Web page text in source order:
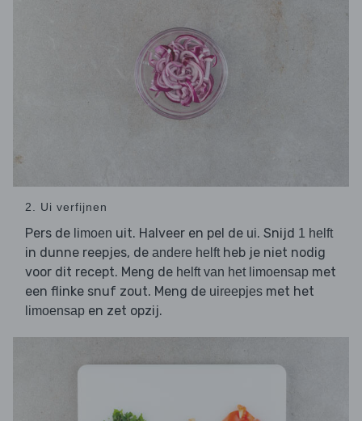
2. Ui verfijnen
Pers de limoen uit. Halveer en pel de ui. Snijd 1 helft
in dunne reepjes, de andere helftheb je niet nodig
voor dit recept. Meng de helft van het limoensap met
een flinke snuf zout. Meng de uireepjes met het
limoensap en zet opzij.